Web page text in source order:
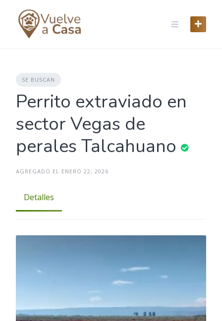
content
SE BUSCAN
Perrito extraviado en
sector Vegas de
perales Talcahuano
AGREGADO EL ENERO 22, 2026
Detalles